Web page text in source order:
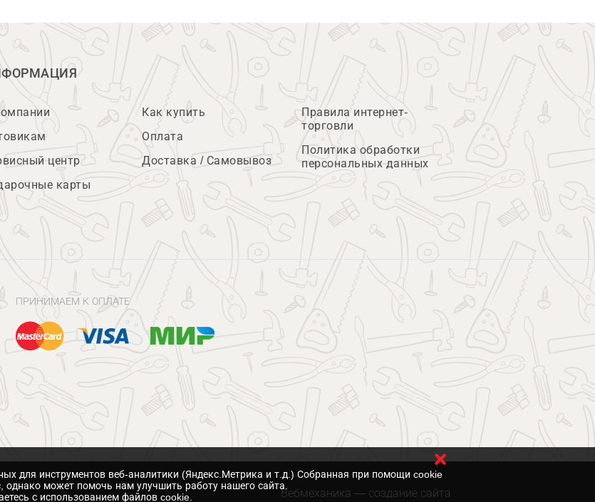
центр
карты
Как купить
Оплата
Доставка / Самовывоз
Правила интернет-
торговли
Политика обработки
персональных данных
ПРИНИМАЕМ К ОПЛАТЕ
Вебмеханика — создание сайта
для инструментов веб-аналитики (Яндекс.Метрика и т.д.) Собранная при помощи cookie
может помочь нам улучшить работу нашего сайта.
с использованием файлов cookie.